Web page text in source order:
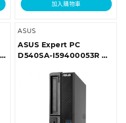
加入購物車
ASUS
ASUS Expert PC
D540SA-I59400053R 商